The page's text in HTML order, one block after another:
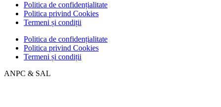
Politica de confidențialitate
Politica privind Cookies
Termeni și condiții
Politica de confidențialitate
Politica privind Cookies
Termeni și condiții
ANPC & SAL